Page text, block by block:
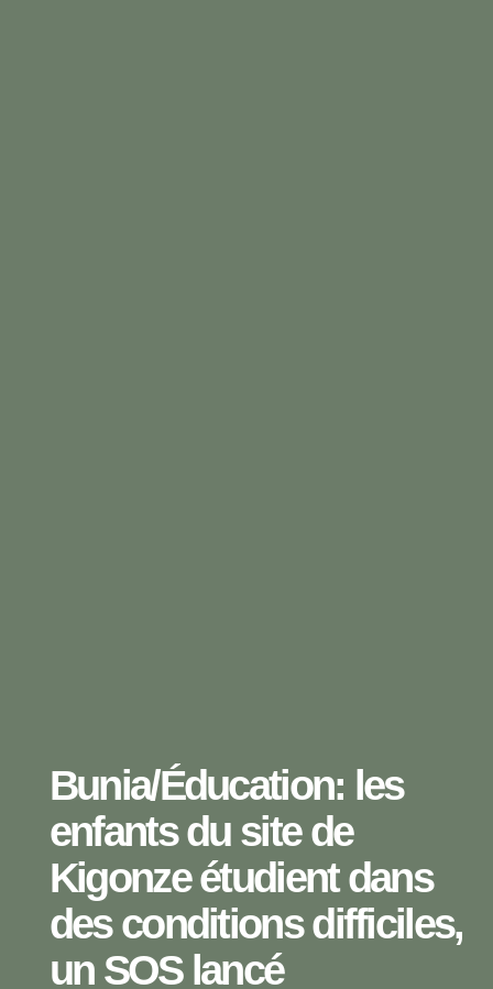
Bunia/Éducation: les
enfants du site de
Kigonze étudient dans
des conditions difficiles,
un SOS lancé